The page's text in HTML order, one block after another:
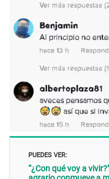
PUEDES VER:
“¿Con qué voy a